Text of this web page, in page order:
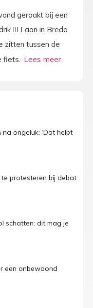
geraakt bij een
III Laan in Breda.
zitten tussen de
fiets.
ongeluk: ‘Dat helpt
protesteren bij debat
schatten: dit mag je
een onbewoond